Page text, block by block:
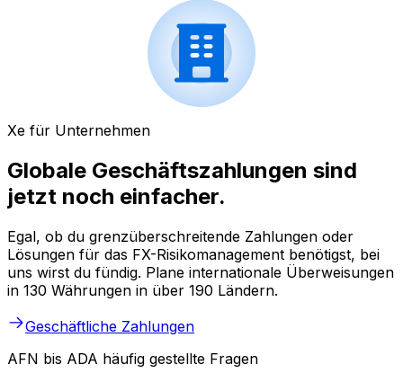
Xe für Unternehmen
Globale Geschäftszahlungen sind
jetzt noch einfacher.
Egal, ob du grenzüberschreitende Zahlungen oder
Lösungen für das FX-Risikomanagement benötigst, bei
uns wirst du fündig. Plane internationale Überweisungen
in 130 Währungen in über 190 Ländern.
Geschäftliche Zahlungen
AFN bis ADA häufig gestellte Fragen